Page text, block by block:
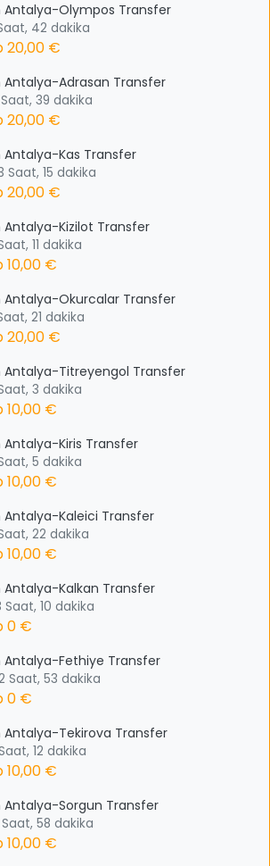
Antalya-Olympos Transfer
42 dakika
20,00 €
Antalya-Adrasan Transfer
Saat, 39 dakika
20,00 €
Antalya-Kas Transfer
Saat, 15 dakika
20,00 €
Antalya-Kizilot Transfer
11 dakika
10,00 €
Antalya-Okurcalar Transfer
21 dakika
20,00 €
Antalya-Titreyengol Transfer
3 dakika
10,00 €
Kiris Transfer
5 dakika
10,00 €
Antalya-Kaleici Transfer
22 dakika
10,00 €
Antalya-Kalkan Transfer
Saat, 10 dakika
0 €
Antalya-Fethiye Transfer
Saat, 53 dakika
0 €
Antalya-Tekirova Transfer
12 dakika
10,00 €
Antalya-Sorgun Transfer
58 dakika
10,00 €